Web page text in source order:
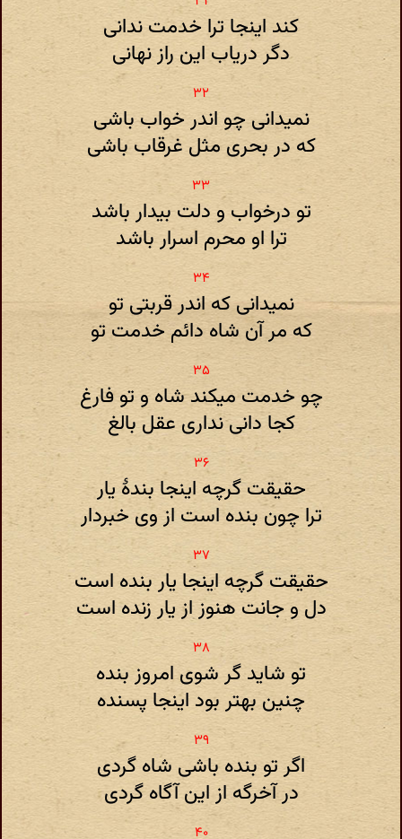
کند اینجا ترا خدمت ندانی
دگر دریاب این راز نهانی
نمیدانی چو اندر خواب باشی
که در بحری مثل غرقاب باشی
تو درخواب و دلت بیدار باشد
ترا او محرم اسرار باشد
نمیدانی که اندر قربتی تو
که مر آن شاه دائم خدمت تو
چو خدمت میکند شاه و تو فارغ
کجا دانی نداری عقل بالغ
حقیقت گرچه اینجا بندهٔ یار
ترا چون بنده است از وی خبردار
حقیقت گرچه اینجا یار بنده است
دل و جانت هنوز از یار زنده است
تو شاید گر شوی امروز بنده
چنین بهتر بود اینجا پسنده
اگر تو بنده باشی شاه گردی
در آخرگه از این آگاه گردی